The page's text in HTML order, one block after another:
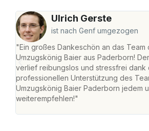
Ulrich Gerste
ist nach Genf umgezogen
"Ein großes Dankeschön an das Team
Umzugskönig Baier aus Paderborn!
verlief reibungslos und stressfrei dank
professionellen Unterstützung des
Umzugskönig Baier Paderborn jedem
weiterempfehlen!"